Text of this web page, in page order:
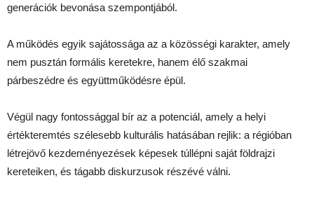
generációk bevonása szempontjából.
A működés egyik sajátossága az a közösségi karakter, amely
nem pusztán formális keretekre, hanem élő szakmai
párbeszédre és együttműködésre épül.
Végül nagy fontossággal bír az a potenciál, amely a helyi
értékteremtés szélesebb kulturális hatásában rejlik: a régióban
létrejövő kezdeményezések képesek túllépni saját földrajzi
kereteiken, és tágabb diskurzusok részévé válni.